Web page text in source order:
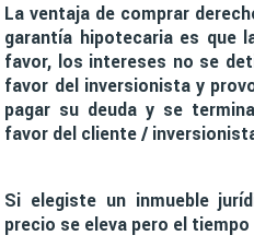
La ventaja de comprar
garantía hipotecaria es que
favor, los intereses no se
favor del inversionista y
pagar su deuda y se
favor del cliente /
Si elegiste un inmueble
precio se eleva pero el